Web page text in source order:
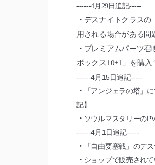
------4月29日追記-----
・ デスナイトクラスの
用される場合がある問
・ プレミアムパーツ召
ボックス10+1」を購入
------4月15日追記-----
・
「アンジェラの塔」
記】
・ ソウルマスタリーの
------4月1日追記-----
・ 「自由要塞戦」のデ
・ ショップで販売され